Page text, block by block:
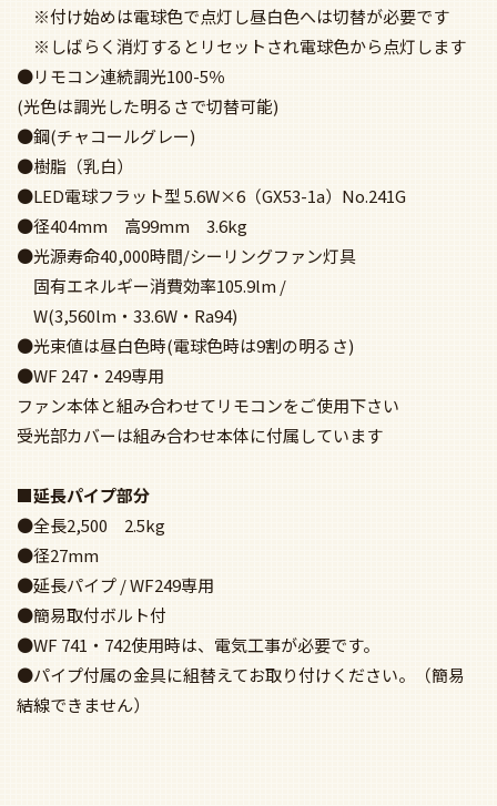
※付け始めは電球色で点灯し昼白色へは切替が必要です
※しばらく消灯するとリセットされ電球色から点灯します
●リモコン連続調光100-5％
(光色は調光した明るさで切替可能)
●鋼(チャコールグレー)
●樹脂（乳白）
●LED電球フラット型 5.6W×6（GX53-1a）No.241G
●径404mm 高99mm 3.6kg
●光源寿命40,000時間/シーリングファン灯具
固有エネルギー消費効率105.9lm /
W(3,560lm・33.6W・Ra94)
●光束値は昼白色時(電球色時は9割の明るさ)
●WF 247・249専用
ファン本体と組み合わせてリモコンをご使用下さい
受光部カバーは組み合わせ本体に付属しています
■延長パイプ部分
●全長2,500 2.5kg
●径27mm
●延長パイプ / WF249専用
●簡易取付ボルト付
●WF 741・742使用時は、電気工事が必要です。
●パイプ付属の金具に組替えてお取り付けください。（簡易
結線できません）